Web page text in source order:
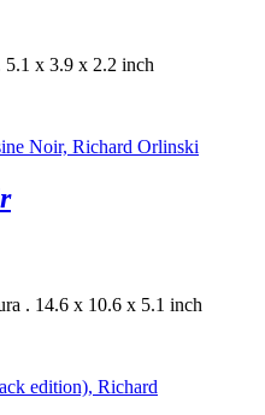
5.1 x 3.9 x 2.2 inch
. 14.6 x 10.6 x 5.1 inch